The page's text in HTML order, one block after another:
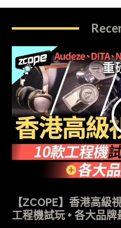
【ZCOPE】香港高級
工程機試玩 + 各大品